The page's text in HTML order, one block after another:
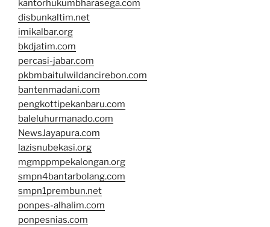
kantorhukumbharasega.com
disbunkaltim.net
imikalbar.org
bkdjatim.com
percasi-jabar.com
pkbmbaitulwildancirebon.com
bantenmadani.com
pengkottipekanbaru.com
baleluhurmanado.com
NewsJayapura.com
lazisnubekasi.org
mgmppmpekalongan.org
smpn4bantarbolang.com
smpn1prembun.net
ponpes-alhalim.com
ponpesnias.com